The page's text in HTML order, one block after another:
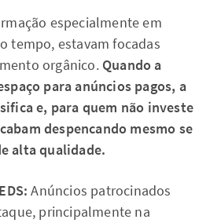
especialmente em
tempo, estavam focadas
orgânico. Quando a
para anúncios pagos, a
e, para quem não investe
despencando mesmo se
alta qualidade.
Anúncios patrocinados
principalmente na